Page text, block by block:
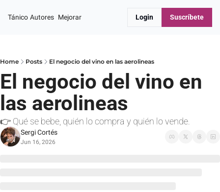
Tánico Autores Mejorar Login Suscríbete
Home Posts El negocio del vino en las aerolineas
El negocio del vino en
las aerolineas
👉 Qué se bebe, quién lo compra y quién lo vende.
Sergi Cortés
Jun 16, 2026